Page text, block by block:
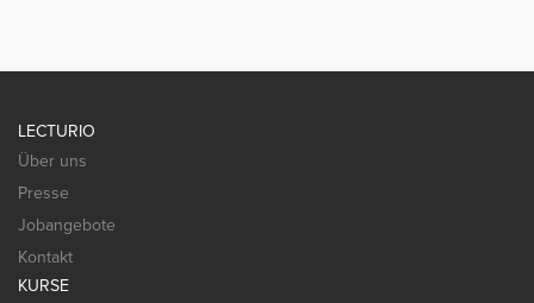
LECTURIO
Über uns
Presse
Jobangebote
Kontakt
KURSE